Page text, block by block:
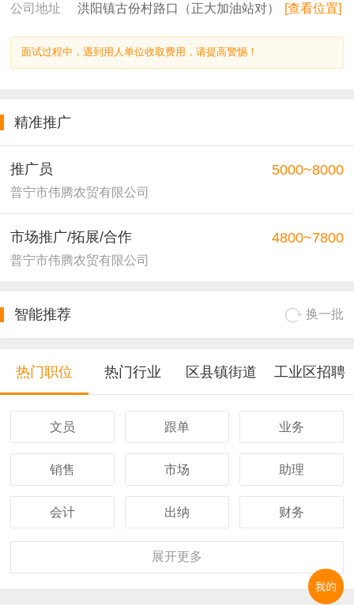
公司地址
洪阳镇古份村路口（正大加油站对） [查看位置]
面试过程中，遇到用人单位收取费用，请提高警惕！
精准推广
推广员
普宁市伟腾农贸有限公司
5000~8000
市场推广/拓展/合作
普宁市伟腾农贸有限公司
4800~7800
智能推荐 换一批
热门职位 热门行业 区县镇街道 工业区招聘
文员 跟单 业务
销售 市场 助理
会计 出纳 财务
行政
展开更多